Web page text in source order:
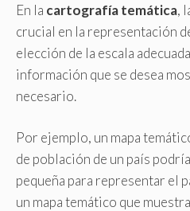
En la cartografía temática,
crucial en la representación
elección de la escala
información que se desea
necesario.
Por ejemplo, un mapa
de población de un país
pequeña para representar el
un mapa temático que